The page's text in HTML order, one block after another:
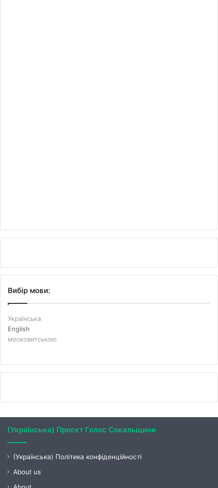
Вибір мови:
Українська
English
московитською
(Українська) Проєкт Голос Сокальщини
(Українська) Політика конфіденційності
About us